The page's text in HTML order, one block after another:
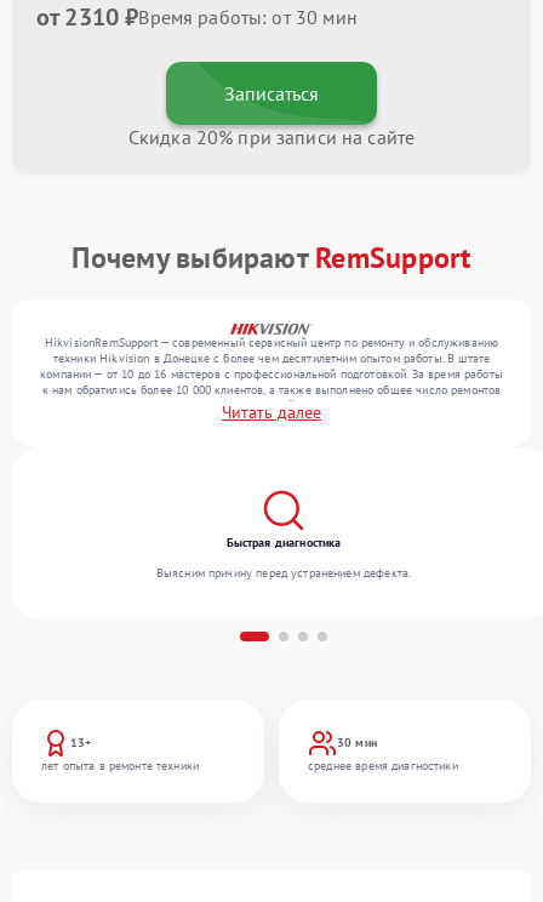
от 2310 ₽Время работы: от 30 мин
Записаться
Скидка 20% при записи на сайте
Почему выбираютRemSupport
HikvisionRemSupport — современный сервисный центр по ремонту и обслуживанию
техники Hikvision в Донецке с более чем десятилетним опытом работы. В штате
компании — от 10 до 16 мастеров с профессиональной подготовкой. За время работы
к нам обратились более 10 000 клиентов, а также выполнено общее число ремонтов
превысило 12 000. Ежемесячно в сервисный центр поступает свыше 300 единиц
техники, включая , , . Мы работаем с широким спектром неисправностей и предлагаем
Читать далее
13+
лет опыта в ремонте техники
30 мин
среднее время диагностики
Быстрая диагностика
Выясним причину перед устранением дефекта.